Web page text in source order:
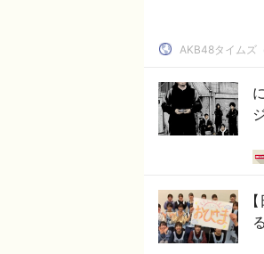
AKB48タイムズ